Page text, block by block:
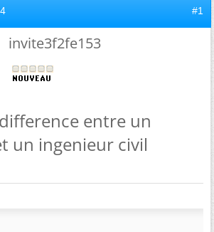
#1
invite3f2fe153
entre un
un ingenieur civil